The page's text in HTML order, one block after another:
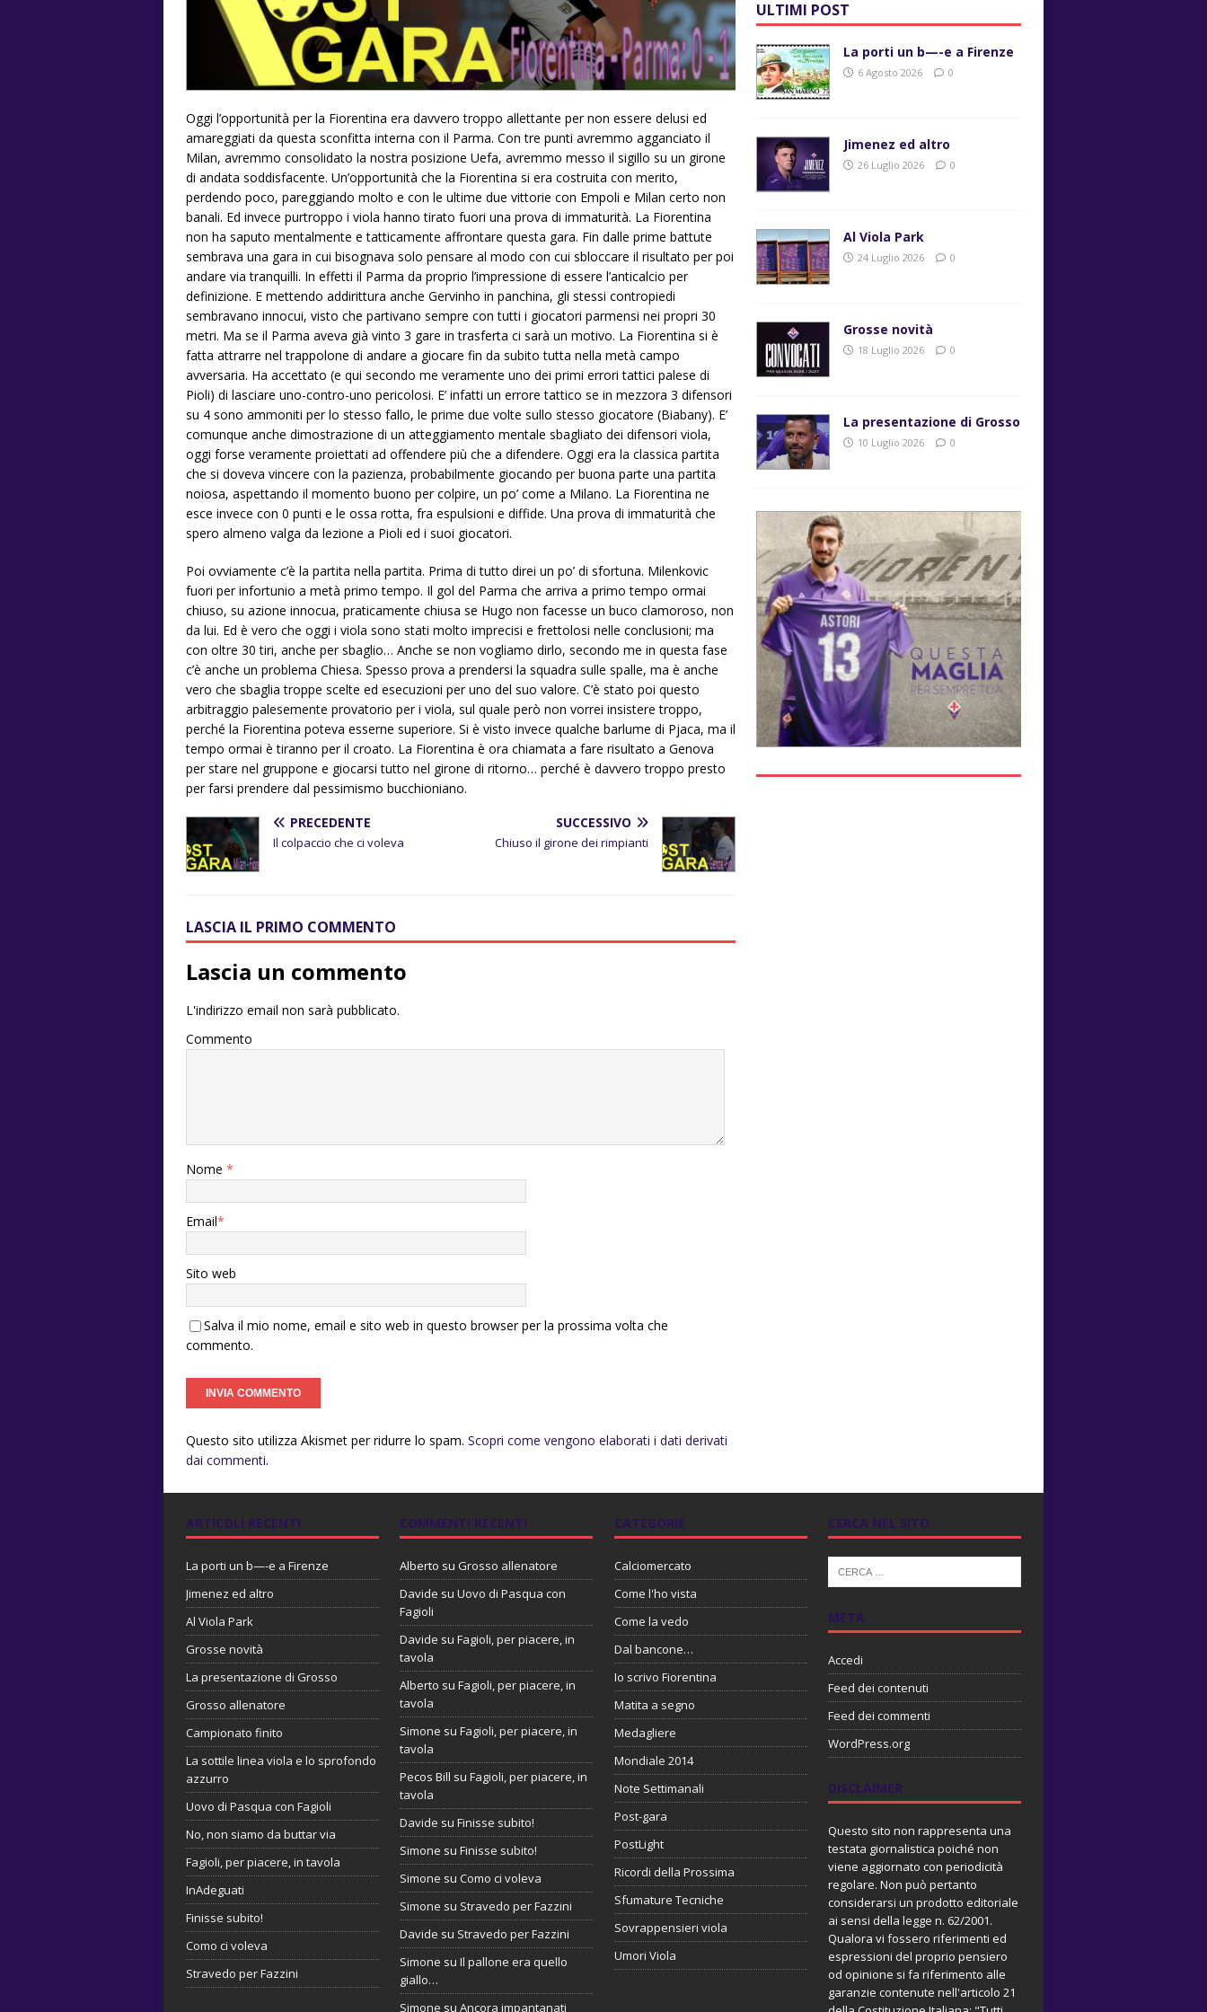
Oggi l’opportunità per la Fiorentina era davvero troppo allettante per non essere delusi ed
amareggiati da questa sconfitta interna con il Parma. Con tre punti avremmo agganciato il
Milan, avremmo consolidato la nostra posizione Uefa, avremmo messo il sigillo su un girone
di andata soddisfacente. Un’opportunità che la Fiorentina si era costruita con merito,
perdendo poco, pareggiando molto e con le ultime due vittorie con Empoli e Milan certo non
banali. Ed invece purtroppo i viola hanno tirato fuori una prova di immaturità. La Fiorentina
non ha saputo mentalmente e tatticamente affrontare questa gara. Fin dalle prime battute
sembrava una gara in cui bisognava solo pensare al modo con cui sbloccare il risultato per poi
andare via tranquilli. In effetti il Parma da proprio l’impressione di essere l’anticalcio per
definizione. E mettendo addirittura anche Gervinho in panchina, gli stessi contropiedi
sembravano innocui, visto che partivano sempre con tutti i giocatori parmensi nei propri 30
metri. Ma se il Parma aveva già vinto 3 gare in trasferta ci sarà un motivo. La Fiorentina si è
fatta attrarre nel trappolone di andare a giocare fin da subito tutta nella metà campo
avversaria. Ha accettato (e qui secondo me veramente uno dei primi errori tattici palese di
Pioli) di lasciare uno-contro-uno pericolosi. E’ infatti un errore tattico se in mezzora 3 difensori
su 4 sono ammoniti per lo stesso fallo, le prime due volte sullo stesso giocatore (Biabany). E’
comunque anche dimostrazione di un atteggiamento mentale sbagliato dei difensori viola,
oggi forse veramente proiettati ad offendere più che a difendere. Oggi era la classica partita
che si doveva vincere con la pazienza, probabilmente giocando per buona parte una partita
noiosa, aspettando il momento buono per colpire, un po’ come a Milano. La Fiorentina ne
esce invece con 0 punti e le ossa rotta, fra espulsioni e diffide. Una prova di immaturità che
spero almeno valga da lezione a Pioli ed i suoi giocatori.
Poi ovviamente c’è la partita nella partita. Prima di tutto direi un po’ di sfortuna. Milenkovic
fuori per infortunio a metà primo tempo. Il gol del Parma che arriva a primo tempo ormai
chiuso, su azione innocua, praticamente chiusa se Hugo non facesse un buco clamoroso, non
da lui. Ed è vero che oggi i viola sono stati molto imprecisi e frettolosi nelle conclusioni; ma
con oltre 30 tiri, anche per sbaglio… Anche se non vogliamo dirlo, secondo me in questa fase
c’è anche un problema Chiesa. Spesso prova a prendersi la squadra sulle spalle, ma è anche
vero che sbaglia troppe scelte ed esecuzioni per uno del suo valore. C’è stato poi questo
arbitraggio palesemente provatorio per i viola, sul quale però non vorrei insistere troppo,
perché la Fiorentina poteva esserne superiore. Si è visto invece qualche barlume di Pjaca, ma il
tempo ormai è tiranno per il croato. La Fiorentina è ora chiamata a fare risultato a Genova
per stare nel gruppone e giocarsi tutto nel girone di ritorno… perché è davvero troppo presto
per farsi prendere dal pessimismo bucchioniano.
PRECEDENTE
Il colpaccio che ci voleva
SUCCESSIVO
Chiuso il girone dei rimpianti
LASCIA IL PRIMO COMMENTO
Lascia un commento
L'indirizzo email non sarà pubblicato.
Commento
Nome *
Email*
Sito web
Salva il mio nome, email e sito web in questo browser per la prossima volta che
commento.
Questo sito utilizza Akismet per ridurre lo spam. Scopri come vengono elaborati i dati derivati
dai commenti.
ULTIMI POST
La porti un b—-e a Firenze
6 Agosto 2026 0
Jimenez ed altro
26 Luglio 2026 0
Al Viola Park
24 Luglio 2026 0
Grosse novità
18 Luglio 2026 0
La presentazione di Grosso
10 Luglio 2026 0
ARTICOLI RECENTI
La porti un b—-e a Firenze
Jimenez ed altro
Al Viola Park
Grosse novità
La presentazione di Grosso
Grosso allenatore
Campionato finito
La sottile linea viola e lo sprofondo
azzurro
Uovo di Pasqua con Fagioli
No, non siamo da buttar via
Fagioli, per piacere, in tavola
InAdeguati
Finisse subito!
Como ci voleva
Stravedo per Fazzini
COMMENTI RECENTI
Alberto su Grosso allenatore
Davide suUovo di Pasqua con
Fagioli
Davide suFagioli, per piacere, in
tavola
Alberto suFagioli, per piacere, in
tavola
Simone suFagioli, per piacere, in
tavola
Pecos Bill suFagioli, per piacere, in
tavola
Davide suFinisse subito!
Simone suFinisse subito!
Simone suComo ci voleva
Simone su Stravedo per Fazzini
Davide su Stravedo per Fazzini
Simone suIl pallone era quello
giallo…
Simone suAncora impantanati
CATEGORIE
Calciomercato
Come l'ho vista
Come la vedo
Dal bancone…
Io scrivo Fiorentina
Matita a segno
Medagliere
Mondiale 2014
Note Settimanali
Post-gara
PostLight
Ricordi della Prossima
Sfumature Tecniche
Sovrappensieri viola
Umori Viola
CERCA NEL SITO
META
Accedi
Feed dei contenuti
Feed dei commenti
WordPress.org
DISCLAIMER
Questo sito non rappresenta una
testata giornalistica poiché non
viene aggiornato con periodicità
regolare. Non può pertanto
considerarsi un prodotto editoriale
ai sensi della legge n. 62/2001.
Qualora vi fossero riferimenti ed
espressioni del proprio pensiero
od opinione si fa riferimento alle
garanzie contenute nell'articolo 21